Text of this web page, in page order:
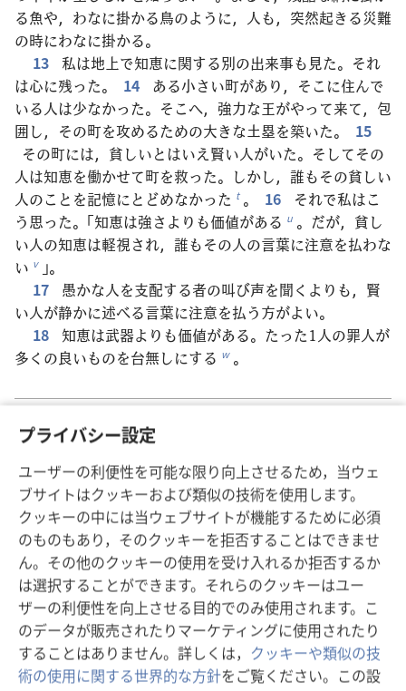
プライバシー設定
ユーザーの利便性を可能な限り向上させるため，当ウェ
ブサイトはクッキーおよび類似の技術を使用します。
クッキーの中には当ウェブサイトが機能するために必須
のものもあり，そのクッキーを拒否することはできませ
ん。その他のクッキーの使用を受け入れるか拒否するか
は選択することができます。それらのクッキーはユー
ザーの利便性を向上させる目的でのみ使用されます。こ
のデータが販売されたりマーケティングに使用されたり
することはありません。詳しくは， クッキーや類似の技
術の使用に関する世界的な方針をご覧ください。この設
る魚や，わなに掛かる鳥のように，人も，突然起きる災難
の時にわなに掛かる。
13
私は地上で知恵に関する別の出来事も見た。それ
は心に残った。
14
ある小さい町があり，そこに住んで
いる人は少なかった。そこへ，強力な王がやって来て，包
囲し，その町を攻めるための大きな土塁を築いた。
15
その町には，貧しいとはいえ賢い人がいた。そしてその
人は知恵を働かせて町を救った。しかし，誰もその貧しい
人のことを記憶にとどめなかった t 。 16
それで私はこ
う思った。「知恵は強さよりも価値がある u 。だが，貧し
い人の知恵は軽視され，誰もその人の言葉に注意を払わな
い v 」。
17
愚かな人を支配する者の叫び声を聞くよりも，賢
い人が静かに述べる言葉に注意を払う方がよい。
18
知恵は武器よりも価値がある。たった1人の罪人が
多くの良いものを台無しにする w 。
戻る
この出版物のコピーライト
Copyright © 2026 Watch Tower Bible and Tract Society of
Pennsylvania.
利用規約 | プライバシーに関する方針|プライバシー設定